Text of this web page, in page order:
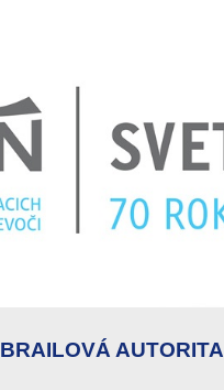
BRAILOVÁ AUTORITA